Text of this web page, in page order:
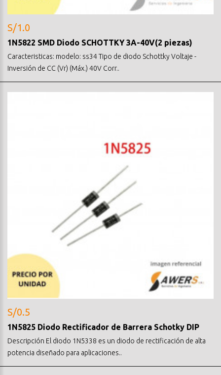
S/1.0
1N5822 SMD Diodo SCHOTTKY 3A-40V(2 piezas)
Caracteristicas: modelo: ss34 Tipo de diodo Schottky Voltaje -
Inversión de CC (Vr) (Máx.) 40V Corr..
S/0.5
1N5825 Diodo Rectificador de Barrera Schotky DIP
Descripción El diodo 1N5338 es un diodo de rectificación de alta
potencia diseñado para aplicaciones..